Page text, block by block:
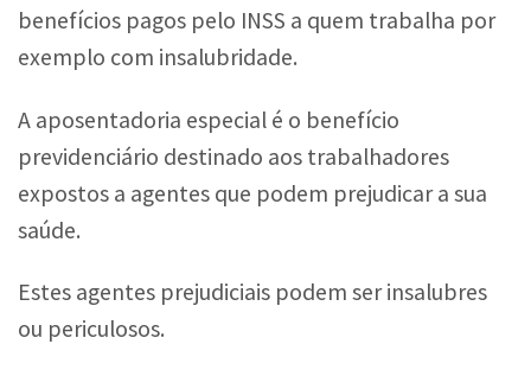
benefícios pagos pelo INSS a quem trabalha por
exemplo com insalubridade.
A aposentadoria especial é o benefício
previdenciário destinado aos trabalhadores
expostos a agentes que podem prejudicar a sua
saúde.
Estes agentes prejudiciais podem ser insalubres
ou periculosos.